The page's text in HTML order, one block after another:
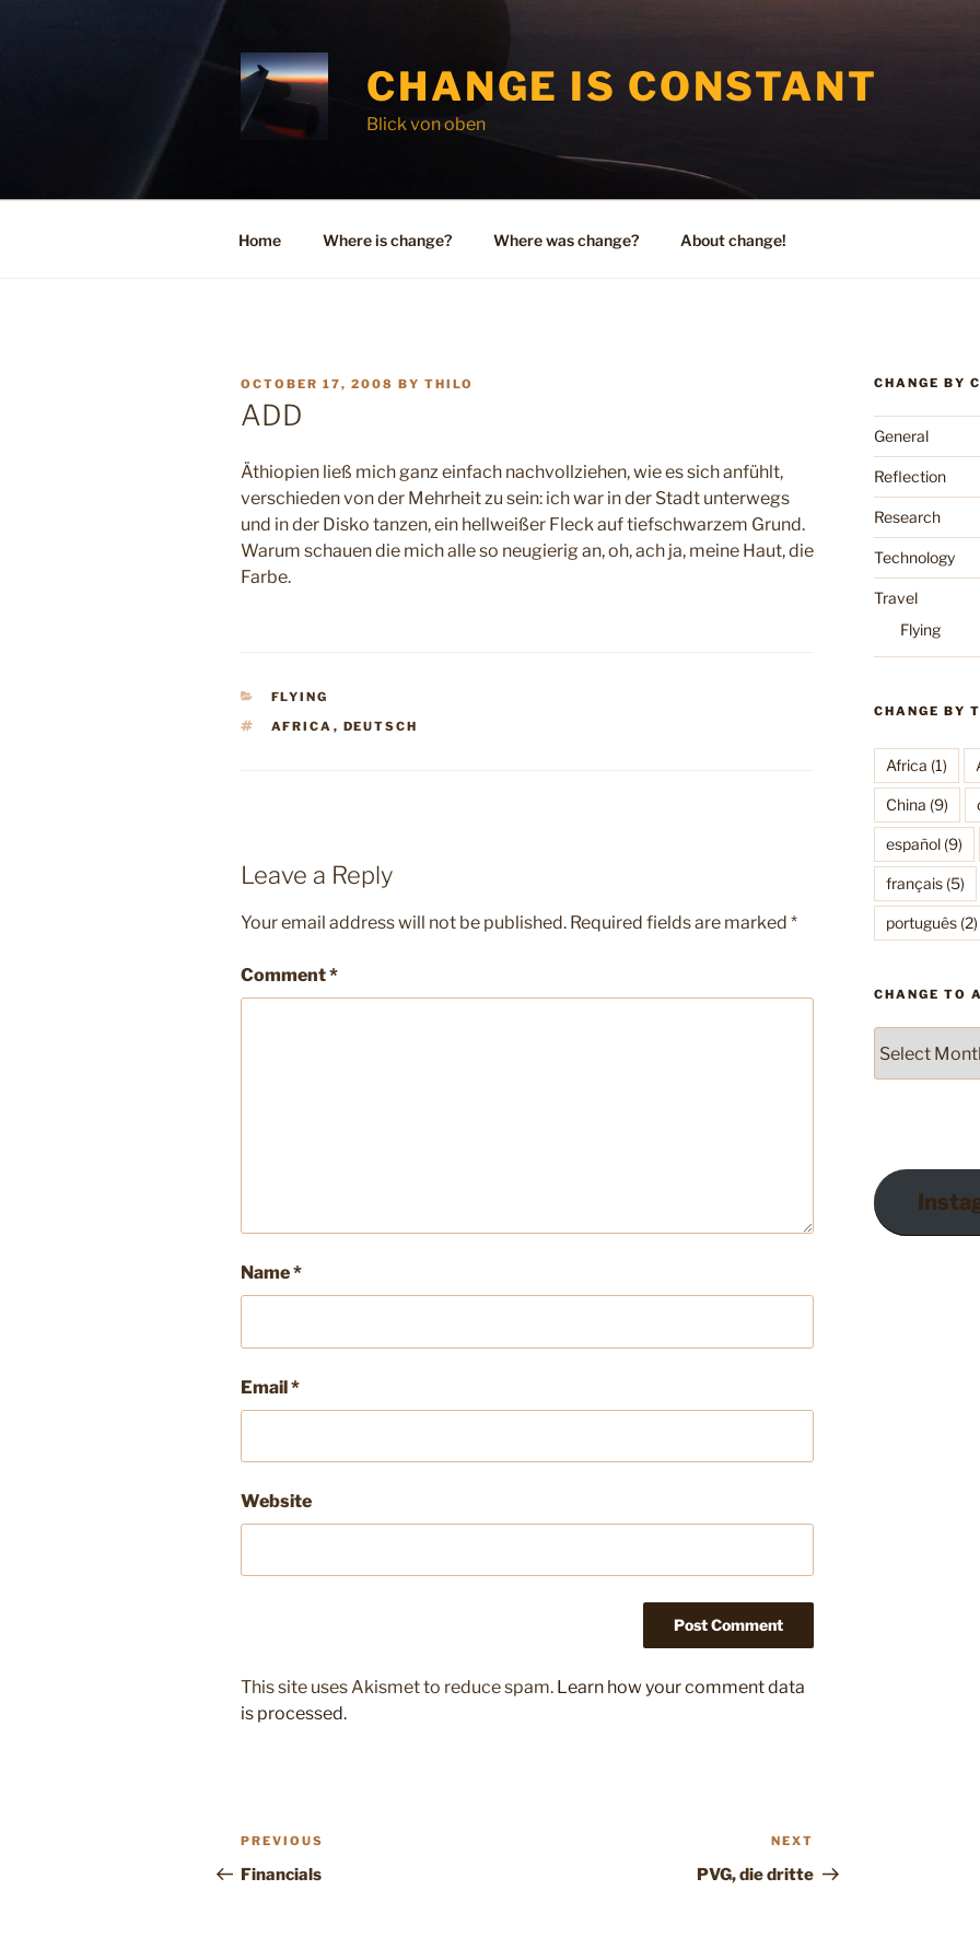
CHANGE IS CONSTANT
Blick von oben
Home Where is change? Where was change? About change!
POSTED
ON
OCTOBER 17, 2008 BY THILO
ADD
Äthiopien ließ mich ganz einfach nachvollziehen, wie es sich anfühlt,
verschieden von der Mehrheit zu sein: ich war in der Stadt unterwegs
und in der Disko tanzen, ein hellweißer Fleck auf tiefschwarzem Grund.
Warum schauen die mich alle so neugierig an, oh, ach ja, meine Haut, die
Farbe.
CATEGORIES
FLYING
TAGS
AFRICA , DEUTSCH
Leave a Reply
Your email address will not be published. Required fields are marked *
Comment*
Name*
Email*
Website
This site uses Akismet to reduce spam. Learn how your comment data
is processed.
Post
navigation
Previous
Post
PREVIOUS
Financials
Post
NEXT
PVG, die dritte
CHANGE BY
General
Reflection
Research
Technology
Travel
Flying
CHANGE BY
Africa (1)
China (9)
español(9)
français(5)
português(2)
CHANGE TO
to
Archives